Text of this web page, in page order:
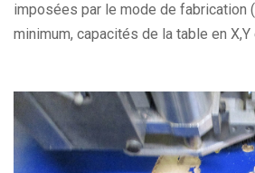
imposées par le mode de fabrication
minimum, capacités de la table en X,Y